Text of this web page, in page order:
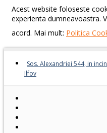
Acest website foloseste
experienta dumneavoastra.
acord. Mai mult: Politica
Sos. Alexandriei 544, in
Ilfov